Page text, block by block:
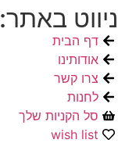
ניווט באתר:
דף הבית
אודותינו
צרו קשר
לחנות
סל הקניות שלך
wish list